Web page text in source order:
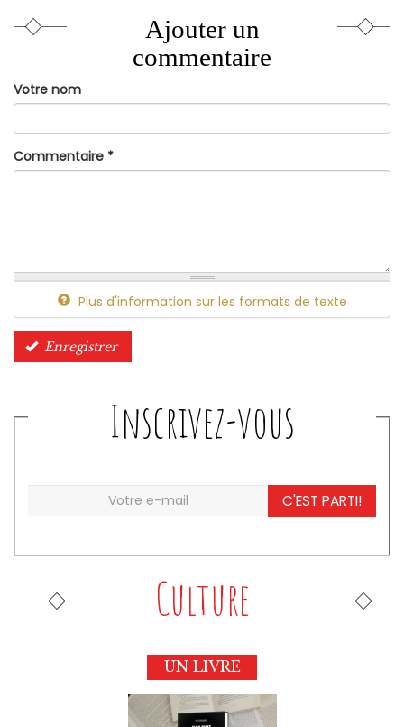
Ajouter un
commentaire
Votre nom
Commentaire *
Plus d'information sur les formats de texte
Enregistrer
Inscrivez-vous
C'EST PARTI!
Culture
UN LIVRE